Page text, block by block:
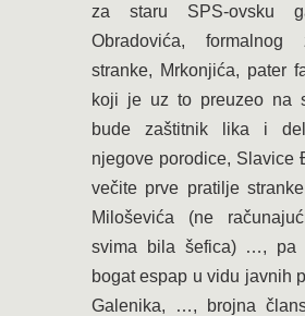
za staru SPS-ovsku
Obradovića, formalnog
stranke, Mrkonjića, pater
koji je uz to preuzeo na
bude zaštitnik lika i
njegove porodice, Slavice
večite prve pratilje
Miloševića (ne
svima bila šefica) …,
bogat espap u vidu javnih
Galenika, …, brojna